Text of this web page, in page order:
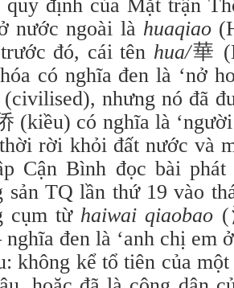
định của Mặt trận
nước ngoài là huaqiao
đó, cái tên hua/華
có nghĩa đen là ‘nở
(civilised), nhưng nó đã
(kiều) có nghĩa là
rời khỏi đất nước và
Cận Bình đọc bài
sản TQ lần thứ 19 vào
cụm từ haiwai qiaobao
nghĩa đen là ‘anh chị em
không kể tổ tiên của